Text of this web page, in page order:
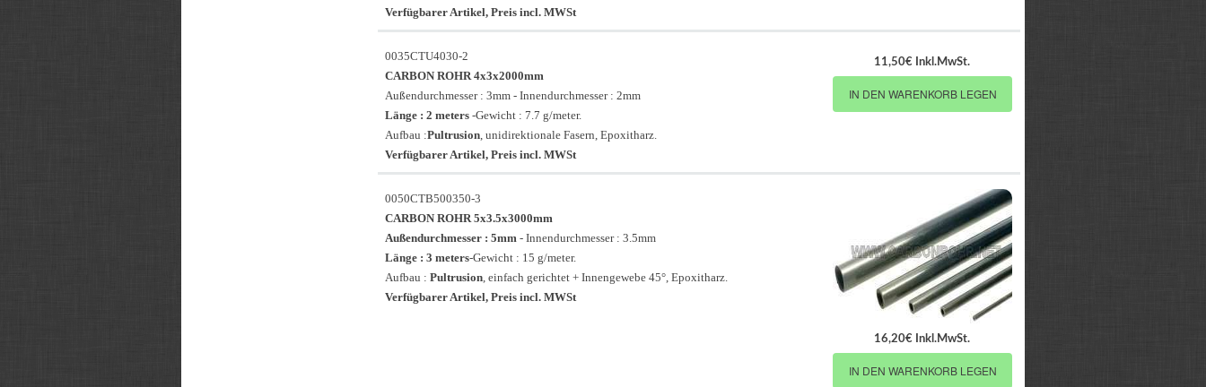
Verfügbarer Artikel, Preis incl. MWSt
0035CTU4030-2
CARBON ROHR 4x3x2000mm
Außendurchmesser : 3mm - Innendurchmesser : 2mm
Länge : 2 meters -Gewicht : 7.7 g/meter.
Aufbau :Pultrusion, unidirektionale Fasern, Epoxitharz.
Verfügbarer Artikel, Preis incl. MWSt
11,50€ Inkl.MwSt.
IN DEN WARENKORB LEGEN
0050CTB500350-3
CARBON ROHR 5x3.5x3000mm
Außendurchmesser : 5mm - Innendurchmesser : 3.5mm
Länge : 3 meters-Gewicht : 15 g/meter.
Aufbau : Pultrusion, einfach gerichtet + Innengewebe 45°, Epoxitharz.
Verfügbarer Artikel, Preis incl. MWSt
16,20€ Inkl.MwSt.
IN DEN WARENKORB LEGEN